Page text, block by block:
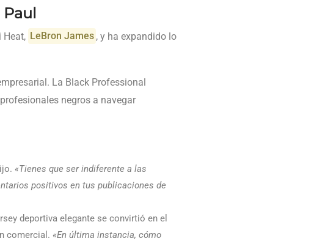
Heat, LeBron James , y ha expandido lo
La Black Professional
negros a navegar
«Tienes que ser indiferente a las
positivos en tus publicaciones de
deportiva elegante se convirtió en el
comercial. «En última instancia, cómo